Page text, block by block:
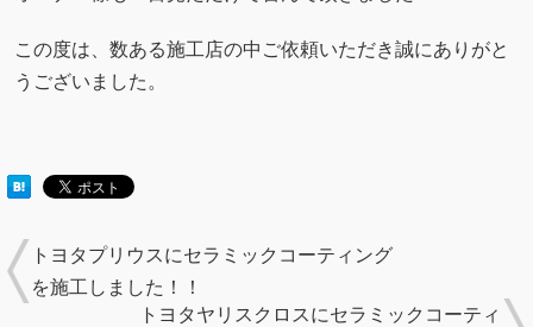
この度は、数ある施工店の中ご依頼いただき誠にありがと
うございました。
トヨタプリウスにセラミックコーティング
を施工しました！！
トヨタヤリスクロスにセラミックコーティ